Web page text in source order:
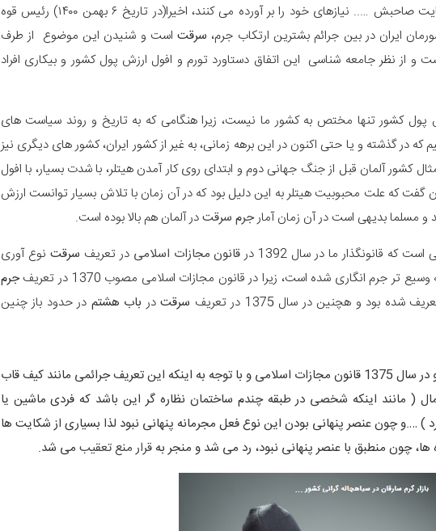
و تحصیل مال دیگری بدون رضایت صاحبش ….. نیازهای خود را بر آورده می کنند، اخیرا(در تاریخ ۶ بهمن ۱۴۰۰) رئیس قوه
ایران در بین جرائم بشترین ارتکاب جرم، سرقتاست و شنیدن این موضوع از طرف
و از نظر جامعه شناسی این اتفاق دستاورد تورم و افول ارزش پول کشور و بیکاری افراد
پول کشور تنها مختص به کشور ما نیست، زیرا هنگامی که به تاریخ و روند سیاست های
در گذشته و یا حتی اکنون در این برهه زمانی، به غیر از کشور ایران، کشور های دیگری نیز
کشور آلمان قبل از جنگ جهانی دوم و ابتدای روی کار آمدن هیتلر، با شدت بسیار، با افول
گفت که علت محبوبیت هیتلر به این دلیل بود که در آن زمان با تلاش بسیار توانست ارزش
و مسلما بدیهی است در آن زمان آمارجرم سرقتدر آلمان هم بالا بوده است.
قانونگذار ما در سال 1392 در
قانون مجازات اسلامی در تعریف سرقت نوع آوری
تر جرم انگاری شده است، زیرا در قانون مجازات اسلامی مصوب 1370 در تعریف
جرم
شده بود و هچنین در سال 1375 در تعریف سرقتدرباب هشتم در حدود باز چنین
سرقت عبارت از ربودن مال بطور پنهانی و در سال 1375 قانون مجازات اسلامی و با توجه به اینکه این تعریف جرائمی مانند کیف قاب
( مانند اینکه شخصی در طبقه چندم ساختمان نظاره گر این باشد که فردی ماشین یا
) ….و چون عنصر پنهانی بودن این نوع فعل مجرمانه پنهانی نبود لذا بسیاری از شکایت ها
ها، چون منطبق با عنصر پنهانی نبود، رد می شد و منجر بهقرار منع تعقیب می شد.